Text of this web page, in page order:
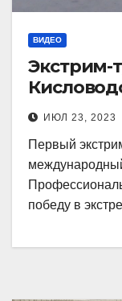
ВИДЕО
Экстрим-
ИЮЛ 23, 2023
Первый
победу в